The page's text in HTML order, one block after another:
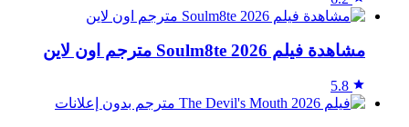
مشاهدة فيلم Soulm8te 2026 مترجم اون لاين
5.8